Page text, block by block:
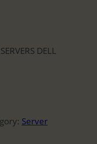
DELL
Server